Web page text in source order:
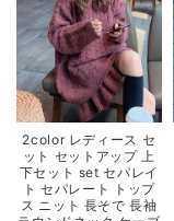
2color レディース セ
ット セットアップ 上
下セット set セパレイ
ト セパレート トップ
ス ニット 長そで 長袖